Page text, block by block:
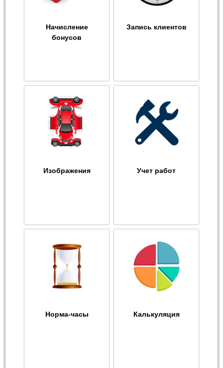
Начисление
бонусов
Запись клиентов
Изображения Учет работ
Норма-часы Калькуляция